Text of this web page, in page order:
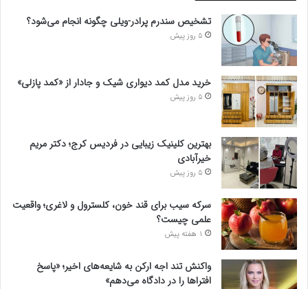
تشخیص سندرم پرادر-ویلی چگونه انجام می‌شود؟
5 روز پیش
خرید مدل کمد دیواری شیک و جادار از «کمد پازلی»
5 روز پیش
بهترین کلینیک زیبایی در فردیس کرج؛ دکتر مریم
خیرآبادی
5 روز پیش
سرکه سیب برای قند خون، کلسترول و لاغری؛ واقعیت
علمی چیست؟
1 هفته پیش
واکنش تند اجه ارکن به شایعه‌های اخیر؛ «پاسخ
افتراها را در دادگاه می‌دهم»